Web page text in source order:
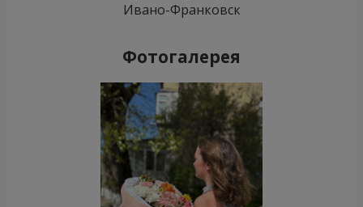
Ивано-Франковск
Фотогалерея